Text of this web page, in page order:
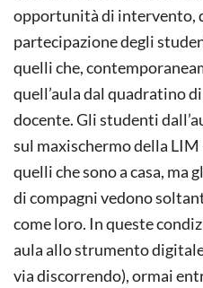
opportunità di intervento,
partecipazione degli
quelli che,
quell’aula dal quadratino
docente. Gli studenti
sul maxischermo della
quelli che sono a casa, ma
di compagni vedono
come loro. In queste
aula allo strumento
via discorrendo), ormai